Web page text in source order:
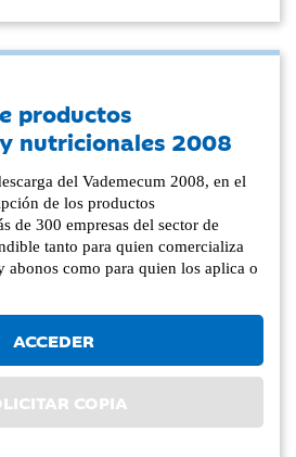
productos
nutricionales 2008
del Vademecum 2008, en el
de los productos
de 300 empresas del sector de
tanto para quien comercializa
abonos como para quien los aplica o
ACCEDER
COPIA